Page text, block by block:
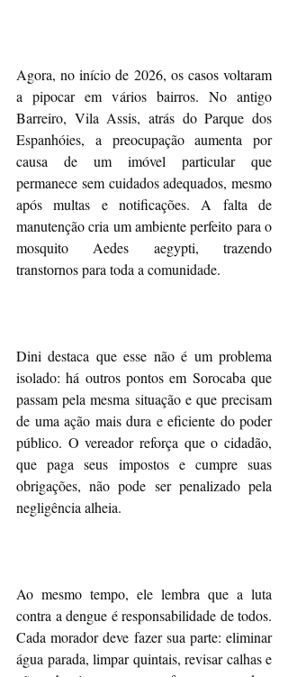
Agora, no início de 2026, os casos voltaram
a pipocar em vários bairros. No antigo
Barreiro, Vila Assis, atrás do Parque dos
Espanhóies, a preocupação aumenta por
causa de um imóvel particular que
permanece sem cuidados adequados, mesmo
após multas e notificações. A falta de
manutenção cria um ambiente perfeito para o
mosquito Aedes aegypti, trazendo
transtornos para toda a comunidade.
Dini destaca que esse não é um problema
isolado: há outros pontos em Sorocaba que
passam pela mesma situação e que precisam
de uma ação mais dura e eficiente do poder
público. O vereador reforça que o cidadão,
que paga seus impostos e cumpre suas
obrigações, não pode ser penalizado pela
negligência alheia.
Ao mesmo tempo, ele lembra que a luta
contra a dengue é responsabilidade de todos.
Cada morador deve fazer sua parte: eliminar
água parada, limpar quintais, revisar calhas e